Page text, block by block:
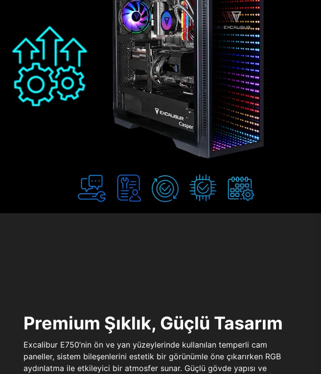
Premium Şıklık, Güçlü Tasarım
Excalibur E750’nin ön ve yan yüzeylerinde kullanılan temperli cam
paneller, sistem bileşenlerini estetik bir görünümle öne çıkarırken RGB
aydınlatma ile etkileyici bir atmosfer sunar. Güçlü gövde yapısı ve